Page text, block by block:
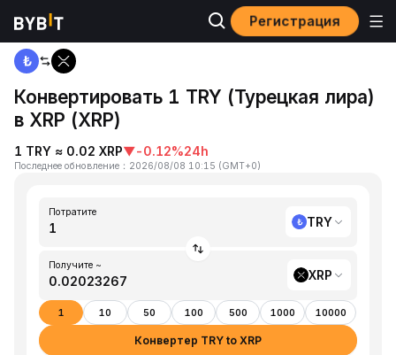
Регистрация
Главная
Конвертировать 1 TRY (Турецкая лира)
в XRP (XRP)
1 TRY ≈ 0.02 XRP▼-0.12%24h
Последнее обновление ： 2026/08/08 10:15 (GMT+0)
Потратите
TRY
Получите ~
XRP
1 10 50 100 500 1000 10000
Конвертер TRY to XRP